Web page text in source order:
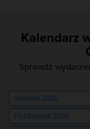
Kalendarz
Sprawdź
Sierpień 2026
Październik 2026